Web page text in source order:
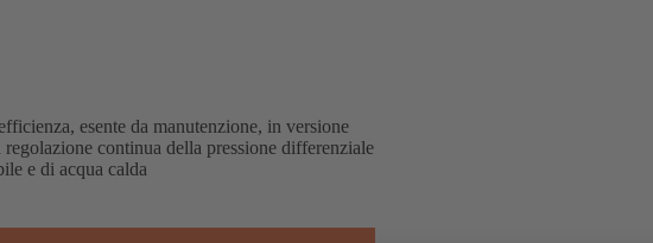
esente da manutenzione, in versione
continua della pressione differenziale
e di acqua calda